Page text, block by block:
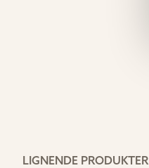
LIGNENDE PRODUKTER